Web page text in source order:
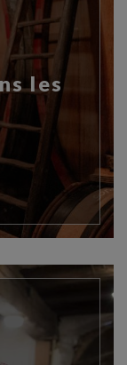
les